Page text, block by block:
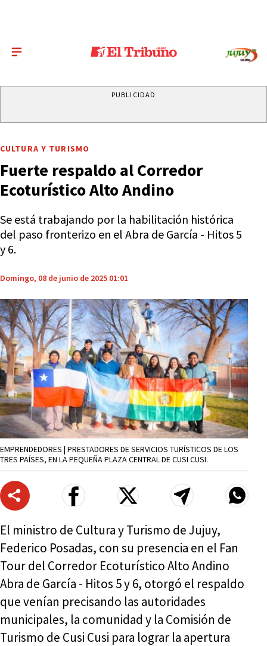
PUBLICIDAD
CULTURA Y TURISMO
Fuerte respaldo al Corredor
Ecoturístico Alto Andino
Se está trabajando por la habilitación histórica
del paso fronterizo en el Abra de García - Hitos 5
y 6.
Domingo, 08 de junio de 2025 01:01
EMPRENDEDORES | PRESTADORES DE SERVICIOS TURÍSTICOS DE LOS
TRES PAÍSES, EN LA PEQUEÑA PLAZA CENTRAL DE CUSI CUSI.
El ministro de Cultura y Turismo de Jujuy,
Federico Posadas, con su presencia en el Fan
Tour del Corredor Ecoturístico Alto Andino
Abra de García - Hitos 5 y 6, otorgó el respaldo
que venían precisando las autoridades
municipales, la comunidad y la Comisión de
Turismo de Cusi Cusi para lograr la apertura